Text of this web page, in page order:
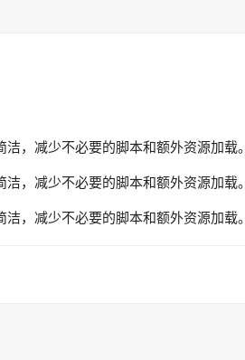
，减少不必要的脚本和额外资源加载。
，减少不必要的脚本和额外资源加载。
，减少不必要的脚本和额外资源加载。